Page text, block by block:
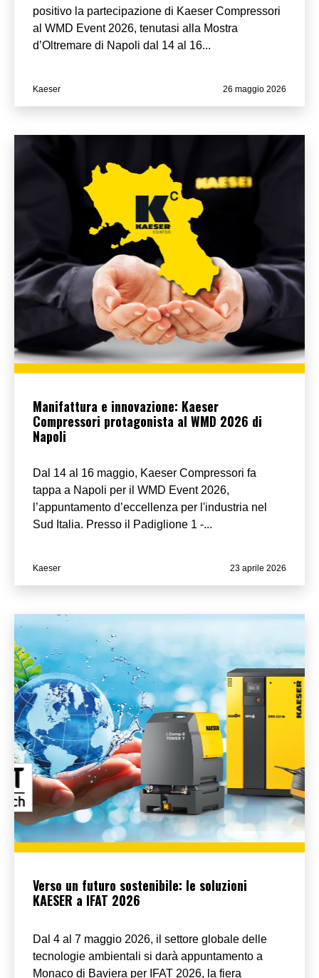
positivo la partecipazione di Kaeser Compressori
al WMD Event 2026, tenutasi alla Mostra
d’Oltremare di Napoli dal 14 al 16...
Kaeser 26 maggio 2026
Manifattura e innovazione: Kaeser
Compressori protagonista al WMD 2026 di
Napoli
Dal 14 al 16 maggio, Kaeser Compressori fa
tappa a Napoli per il WMD Event 2026,
l’appuntamento d’eccellenza per l'industria nel
Sud Italia. Presso il Padiglione 1 -...
Kaeser 23 aprile 2026
Verso un futuro sostenibile: le soluzioni
KAESER a IFAT 2026
Dal 4 al 7 maggio 2026, il settore globale delle
tecnologie ambientali si darà appuntamento a
Monaco di Baviera per IFAT 2026, la fiera